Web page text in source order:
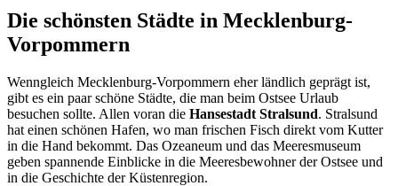
Die schönsten Städte in Mecklenburg-
Vorpommern
Wenngleich Mecklenburg-Vorpommern eher ländlich geprägt ist,
gibt es ein paar schöne Städte, die man beim Ostsee Urlaub
besuchen sollte. Allen voran die Hansestadt Stralsund. Stralsund
hat einen schönen Hafen, wo man frischen Fisch direkt vom Kutter
in die Hand bekommt. Das Ozeaneum und das Meeresmuseum
geben spannende Einblicke in die Meeresbewohner der Ostsee und
in die Geschichte der Küstenregion.